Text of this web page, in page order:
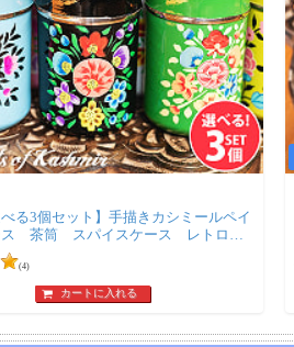
べる3個セット】手描きカシミールペイ
ス 茶筒 スパイスケース レトロテ
模様〔 高さ：約9.3cm〕
(4)
カートに入れる